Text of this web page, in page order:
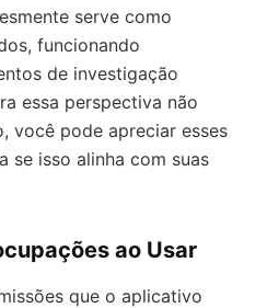
serve como
funcionando
de investigação
essa perspectiva não
você pode apreciar esses
se isso alinha com suas
ao Usar
que o aplicativo